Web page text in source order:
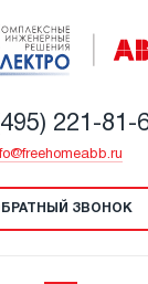
221-81-
ЗВОНОК